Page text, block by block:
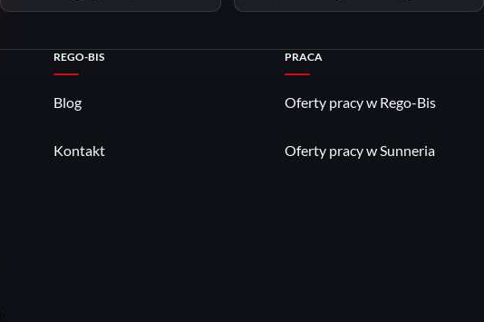
REGO-BIS
Blog
Kontakt
PRACA
Oferty pracy w Rego-Bis
Oferty pracy w Sunneria